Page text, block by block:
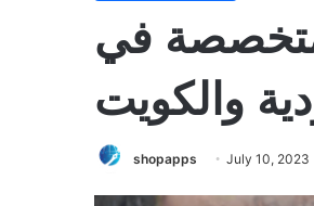
في
والكويت
shopapps July 10, 2023